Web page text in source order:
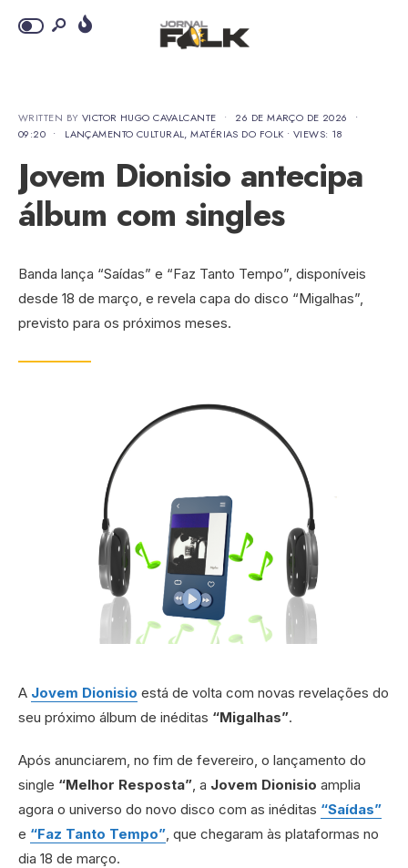
WRITTEN BY VICTOR HUGO CAVALCANTE • 26 DE MARÇO DE 2026
•
09:20 • LANÇAMENTO CULTURAL,MATÉRIAS DO FOLK • VIEWS: 18
Jovem Dionisio antecipa
álbum com singles
Banda lança “Saídas” e “Faz Tanto Tempo”, disponíveis
desde 18 de março, e revela capa do disco “Migalhas”,
previsto para os próximos meses.
A Jovem Dionisio está de volta com novas revelações do
seu próximo álbum de inéditas “Migalhas”.
Após anunciarem, no fim de fevereiro, o lançamento do
single “Melhor Resposta” , a Jovem Dionisio amplia
agora o universo do novo disco com as inéditas “Saídas”
e “Faz Tanto Tempo” , que chegaram às plataformas no
dia 18 de março.